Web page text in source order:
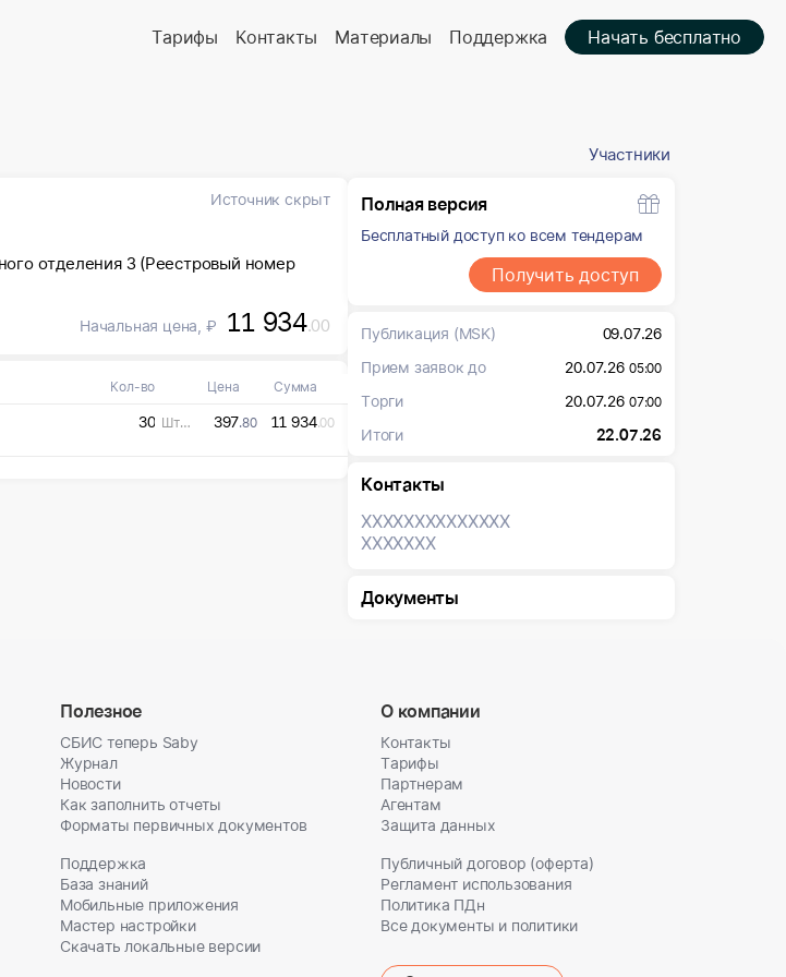
Тарифы Контакты Материалы Поддержка Начать бесплатно
Участники
Источник скрыт
отделения 3 (Реестровый номер
Начальная цена, ₽ 11 934.00
Кол-во Цена Сумма
30 Штука (шт) 397.80 11 934.00
Полная версия
Бесплатный доступ ко всем тендерам
Получить доступ
Публикация (MSK)
09.07.26
Прием заявок до
20.07.26 05:00
Торги 20.07.26 07:00
Итоги 22.07.26
Контакты
XXXXXXXXXXXXXX
XXXXXXX
Документы
Полезное
СБИС теперь Saby
Журнал
Новости
Как заполнить отчеты
Форматы первичных документов
Поддержка
База знаний
Мобильные приложения
Мастер настройки
Скачать локальные версии
О компании
Контакты
Тарифы
Партнерам
Агентам
Защита данных
Публичный договор (оферта)
Регламент использования
Политика ПДн
Все документы и политики